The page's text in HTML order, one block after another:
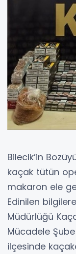
Bilecik’in
kaçak tütün
makaron ele
Edinilen
Müdürlüğü
Mücadele
ilçesinde